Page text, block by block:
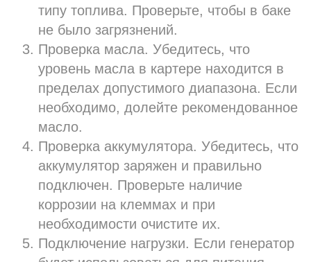
типу топлива. Проверьте, чтобы в баке
не было загрязнений.
Проверка масла. Убедитесь, что
уровень масла в картере находится в
пределах допустимого диапазона. Если
необходимо, долейте рекомендованное
масло.
Проверка аккумулятора. Убедитесь, что
аккумулятор заряжен и правильно
подключен. Проверьте наличие
коррозии на клеммах и при
необходимости очистите их.
Подключение нагрузки. Если генератор